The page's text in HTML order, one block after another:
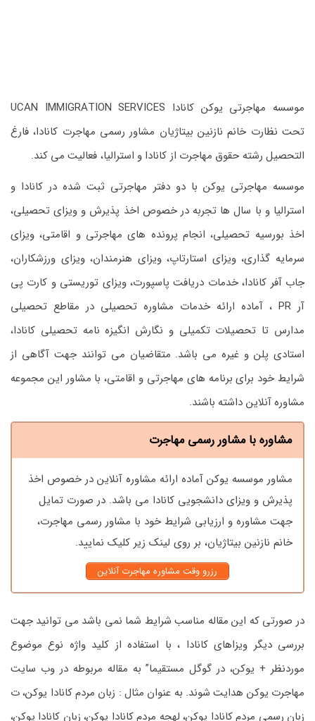
موسسه مهاجرتی یوکن کانادا UCAN IMMIGRATION SERVICES
تحت نظارت خانم نازنین بیتاژیان مشاور رسمی مهاجرت کانادا، فارغ
التحصیل رشته حقوق مهاجرت از کانادا و استرالیا، فعالیت می کند.
موسسه مهاجرتی یوکن با دو دفتر مهاجرتی ثبت شده در کانادا و
استرالیا و با سال ها تجربه در خصوص اخذ پذیرش و ویزای تحصیلی،
اخذ بورسیه تحصیلی، انجام پرونده های مهاجرتی و اقامتی، ویزای
سرمایه گذاری، ویزای استارتاپ، ویزای هنرمندان، ویزای ورزشکاران،
جاب آفر کانادا، خدمات دریافت پاسپورت، ویزای توریستی و کارت پی
آر PR ، آماده ارائه خدمات مشاوره تحصیلی در مقاطع تحصیلی
مدارس تا تحصیلات تکمیلی و نگارش انگیزه نامه تحصیلی کانادا،
استادی پلن و غیره می باشد. متقاضیان می توانند جهت آگاهی از
شرایط خود برای برنامه های مهاجرتی و اقامتی، با مشاور این مجموعه
مشاوره آنلاین داشته باشند.
مشاوره با مشاور رسمی مهاجرت
مشاور موسسه یوکن آماده ارائه مشاوره آنلاین در خصوص اخذ
پذیرش و ویزای دانشجویی کانادا می باشد. در صورت تمایل
جهت مشاوره و ارزیابی شرایط خود با مشاور رسمی مهاجرت،
خانم نازنین بیتاژیان، بر روی لینک زیر کلیک نمایید.
رزرو وقت مشاوره مهاجرت آنلاین
در صورتی که این مقاله مناسب شرایط شما نمی باشد می توانید جهت
بررسی دیگر ویزاهای کانادا ، با استفاده از کلید واژه نوع موضوع
موردنظر + یوکن، در گوگل مستقیما” به مقاله مربوطه در وب سایت
مهاجرت یوکن هدایت شوند. به عنوان مثال : زبان مردم کانادا یوکن، ت
زبان رسمی مردم کانادا یوکن، لهجه مردم کانادا یوکن، زبان کانادا یوکن،